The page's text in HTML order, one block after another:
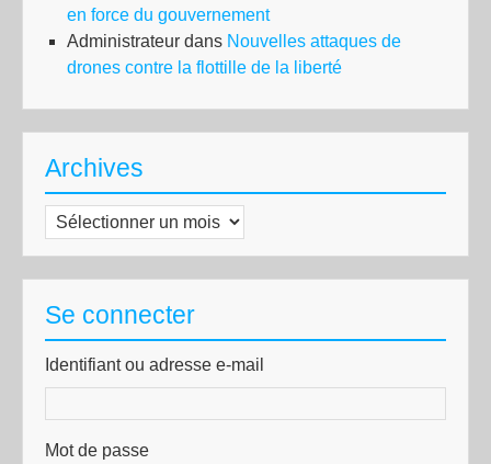
en force du gouvernement
Administrateur dans Nouvelles attaques de
drones contre la flottille de la liberté
Archives
Archives
Se connecter
Identifiant ou adresse e-mail
Mot de passe